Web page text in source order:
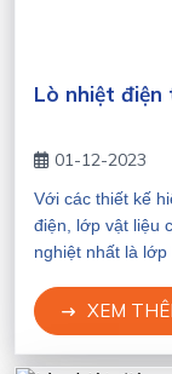
Lò nhiệt điện
01-12-2023
Với các thiết kế
điện, lớp vật liệu
nghiệt nhất là
để tăng tối đa
hiệu quả cho đai
công bằng đắp
XEM